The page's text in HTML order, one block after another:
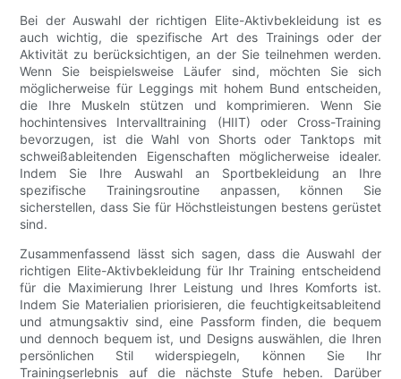
Bei der Auswahl der richtigen Elite-Aktivbekleidung ist es
auch wichtig, die spezifische Art des Trainings oder der
Aktivität zu berücksichtigen, an der Sie teilnehmen werden.
Wenn Sie beispielsweise Läufer sind, möchten Sie sich
möglicherweise für Leggings mit hohem Bund entscheiden,
die Ihre Muskeln stützen und komprimieren. Wenn Sie
hochintensives Intervalltraining (HIIT) oder Cross-Training
bevorzugen, ist die Wahl von Shorts oder Tanktops mit
schweißableitenden Eigenschaften möglicherweise idealer.
Indem Sie Ihre Auswahl an Sportbekleidung an Ihre
spezifische Trainingsroutine anpassen, können Sie
sicherstellen, dass Sie für Höchstleistungen bestens gerüstet
sind.
Zusammenfassend lässt sich sagen, dass die Auswahl der
richtigen Elite-Aktivbekleidung für Ihr Training entscheidend
für die Maximierung Ihrer Leistung und Ihres Komforts ist.
Indem Sie Materialien priorisieren, die feuchtigkeitsableitend
und atmungsaktiv sind, eine Passform finden, die bequem
und dennoch bequem ist, und Designs auswählen, die Ihren
persönlichen Stil widerspiegeln, können Sie Ihr
Trainingserlebnis auf die nächste Stufe heben. Darüber